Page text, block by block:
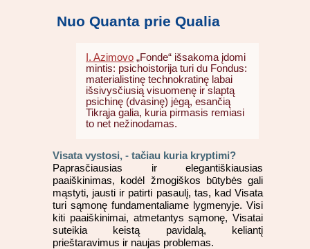
Nuo Quanta prie Qualia
I. Azimovo „Fonde“ išsakoma įdomi
mintis: psichoistorija turi du Fondus:
materialistinę technokratinę labai
išsivysčiusią visuomenę ir slaptą
psichinę (dvasinę) jėgą, esančią
Tikrąja galia, kuria pirmasis remiasi
to net nežinodamas.
Visata vystosi, - tačiau kuria kryptimi?
Paprasčiausias ir elegantiškiausias
paaiškinimas, kodėl žmogiškos būtybės gali
mąstyti, jausti ir patirti pasaulį, tas, kad Visata
turi sąmonę fundamentaliame lygmenyje. Visi
kiti paaiškinimai, atmetantys sąmonę, Visatai
suteikia keistą pavidalą, keliantį
prieštaravimus ir naujas problemas.